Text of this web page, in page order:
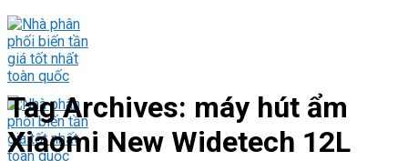
Skip
to
content
Tag Archives: máy hút ẩm
Xiaomi New Widetech 12L